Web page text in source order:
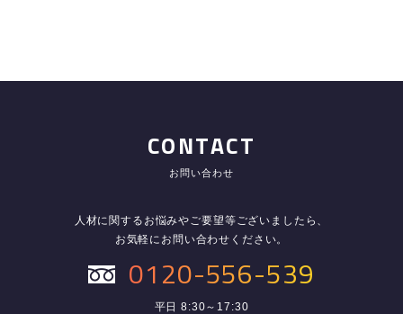
CONTACT
お問い合わせ
人材に関するお悩みやご要望等ございましたら、
お気軽にお問い合わせください。
0120-556-539
平日 8:30～17:30